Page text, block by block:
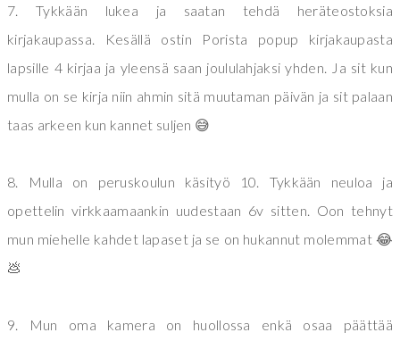
7. Tykkään lukea ja saatan tehdä heräteostoksia
kirjakaupassa. Kesällä ostin Porista popup kirjakaupasta
lapsille 4 kirjaa ja yleensä saan joululahjaksi yhden. Ja sit kun
mulla on se kirja niin ahmin sitä muutaman päivän ja sit palaan
taas arkeen kun kannet suljen 😅
8. Mulla on peruskoulun käsityö 10. Tykkään neuloa ja
opettelin virkkaamaankin uudestaan 6v sitten. Oon tehnyt
mun miehelle kahdet lapaset ja se on hukannut molemmat 😂
💩
9. Mun oma kamera on huollossa enkä osaa päättää